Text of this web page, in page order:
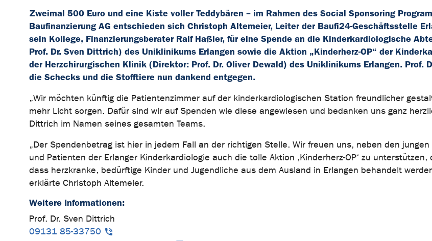
Zweimal 500 Euro und eine Kiste voller Teddybären – im Rahmen des Social Sponsoring
Baufinanzierung AG entschieden sich Christoph Altemeier, Leiter der Baufi24-Geschäftsstelle
sein Kollege, Finanzierungsberater Ralf Haßler, für eine Spende an die Kinderkardiologische
Prof. Dr. Sven Dittrich) des Uniklinikums Erlangen sowie die Aktion „Kinderherz-OP“ der
der Herzchirurgischen Klinik (Direktor: Prof. Dr. Oliver Dewald) des Uniklinikums Erlangen. Prof.
die Schecks und die Stofftiere nun dankend entgegen.
„Wir möchten künftig die Patientenzimmer auf der kinderkardiologischen Station freundlicher
mehr Licht sorgen. Dafür sind wir auf Spenden wie diese angewiesen und bedanken uns ganz
Dittrich im Namen seines gesamten Teams.
„Der Spendenbetrag ist hier in jedem Fall an der richtigen Stelle. Wir freuen uns, neben den
und Patienten der Erlanger Kinderkardiologie auch die tolle Aktion ‚Kinderherz-OP‘ zu unterstützen,
dass herzkranke, bedürftige Kinder und Jugendliche aus dem Ausland in Erlangen behandelt
erklärte Christoph Altemeier.
Weitere Informationen:
Prof. Dr. Sven Dittrich
09131 85-33750